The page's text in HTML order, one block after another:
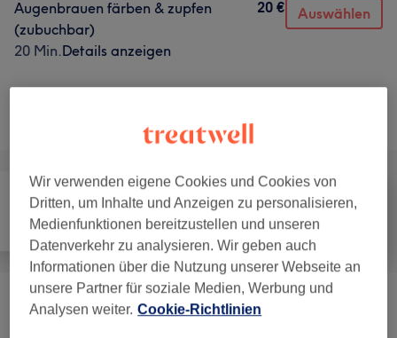
Augenbrauen färben & zupfen
(zubuchbar)
20 Min.Details anzeigen
20 € Auswählen
Alle Haarentfernung Gesicht
Hautanalyse Gesicht (1)
Wir verwenden eigene Cookies und Cookies von
Dritten, um Inhalte und Anzeigen zu personalisieren,
Medienfunktionen bereitzustellen und unseren
Datenverkehr zu analysieren. Wir geben auch
Informationen über die Nutzung unserer Webseite an
unsere Partner für soziale Medien, Werbung und
Analysen weiter. Cookie-Richtlinien